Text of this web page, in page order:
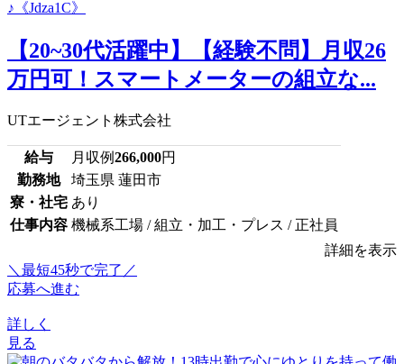
【20~30代活躍中】【経験不問】月収26
万円可！スマートメーターの組立な...
UTエージェント株式会社
給与 月収例266,000円
勤務地
埼玉県 蓮田市
寮・社宅 あり
仕事内容 機械系工場 / 組立・加工・プレス / 正社員
詳細を表示
＼最短45秒で完了／
応募へ進む
詳しく
見る